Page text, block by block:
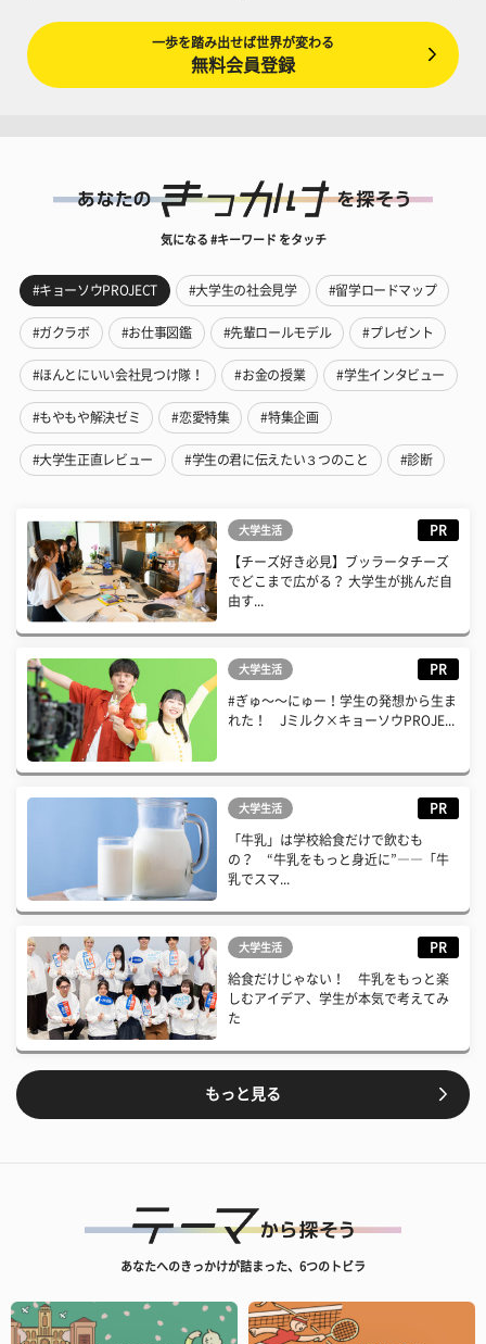
一歩を踏み出せば世界が変わる
無料会員登録
気になる #キーワード をタッチ
#キョーソウPROJECT #大学生の社会見学 #留学ロードマップ
#ガクラボ #お仕事図鑑 #先輩ロールモデル #プレゼント
#ほんとにいい会社見つけ隊！ #お金の授業 #学生インタビュー
#もやもや解決ゼミ #恋愛特集 #特集企画
#大学生正直レビュー #学生の君に伝えたい３つのこと #診断
大学生活 PR
【チーズ好き必見】ブッラータチーズ
でどこまで広がる？ 大学生が挑んだ自
由す...
大学生活 PR
#ぎゅ〜〜にゅー！学生の発想から生ま
れた！ Jミルク×キョーソウPROJE...
大学生活 PR
「牛乳」は学校給食だけで飲むも
の？ “牛乳をもっと身近に”――「牛
乳でスマ...
大学生活 PR
給食だけじゃない！ 牛乳をもっと楽
しむアイデア、学生が本気で考えてみ
た
もっと見る
あなたへのきっかけが詰まった、6つのトビラ